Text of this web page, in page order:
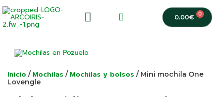
0.00€ 0
Inicio / Mochilas / Mochilas y bolsos / Mini mochila One
Lovengle